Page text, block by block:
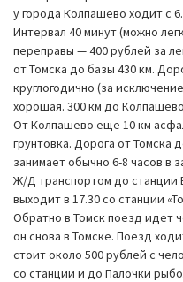
у города Колпашево ходит с
Интервал 40 минут (можно
переправы — 400 рублей за
от Томска до базы 430 км.
круглогодично (за
хорошая. 300 км до
От Колпашево еще 10 км
грунтовка. Дорога от Томска
занимает обычно 6-8 часов в
Ж/Д транспортом до станции
выходит в 17.30 со станции
Обратно в Томск поезд идет
он снова в Томске. Поезд
стоит около 500 рублей с
со станции и до Палочки